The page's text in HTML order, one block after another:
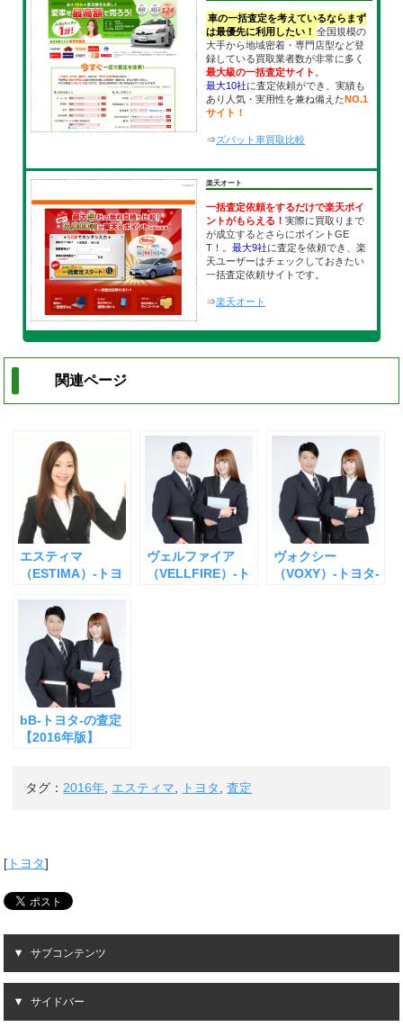
車の一括査定を考えているならまず
は最優先に利用したい！ 全国規模の
大手から地域密着・専門店型など登
録している買取業者数が非常に多く
最大級の一括査定サイト
最大10社に査定依頼ができ、実績も
あり人気・実用性を兼ね備えたNO.1
サイト！
⇒ズバット車買取比較
楽天オート
一括査定依頼をするだけで楽天ポイ
ントがもらえる！実際に買取りまで
が成立するとさらにポイントGE
T！。最大9社に査定を依頼でき、楽
天ユーザーはチェックしておきたい
一括査定依頼サイトです。
⇒楽天オート
関連ページ
エスティマ
（ESTIMA）-トヨ
ヴェルファイア
（VELLFIRE）-ト
ヴォクシー
（VOXY）-トヨタ-
bB-トヨタ-の査定
【2016年版】
タグ： 2016年 エスティマ トヨタ ,査定
[ トヨタ]
サブコンテンツ
サイドバー